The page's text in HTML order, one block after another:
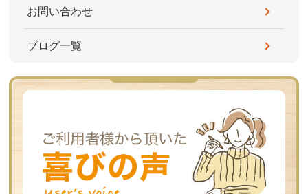
お問い合わせ
ブログ一覧